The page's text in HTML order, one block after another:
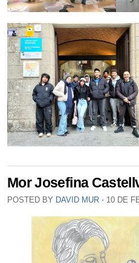
Mor Josefina
POSTED BY DAVID MUR ⋅ 10 DE